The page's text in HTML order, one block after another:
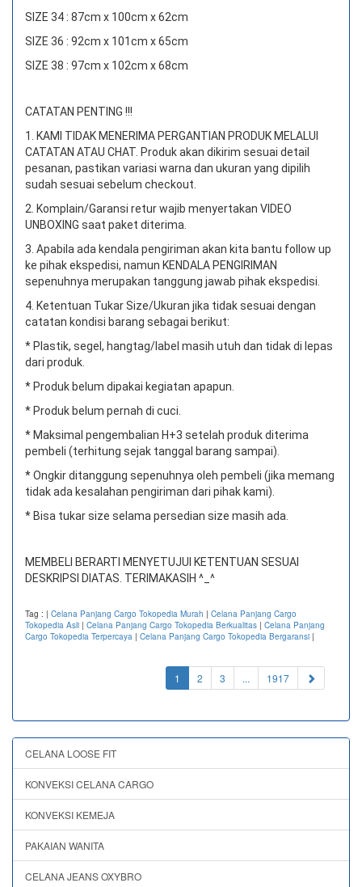
SIZE 34 : 87cm x 100cm x 62cm
SIZE 36 : 92cm x 101cm x 65cm
SIZE 38 : 97cm x 102cm x 68cm
CATATAN PENTING !!!
1. KAMI TIDAK MENERIMA PERGANTIAN PRODUK MELALUI
CATATAN ATAU CHAT. Produk akan dikirim sesuai detail
pesanan, pastikan variasi warna dan ukuran yang dipilih
sudah sesuai sebelum checkout.
2. Komplain/Garansi retur wajib menyertakan VIDEO
UNBOXING saat paket diterima.
3. Apabila ada kendala pengiriman akan kita bantu follow up
ke pihak ekspedisi, namun KENDALA PENGIRIMAN
sepenuhnya merupakan tanggung jawab pihak ekspedisi.
4. Ketentuan Tukar Size/Ukuran jika tidak sesuai dengan
catatan kondisi barang sebagai berikut:
* Plastik, segel, hangtag/label masih utuh dan tidak di lepas
dari produk.
* Produk belum dipakai kegiatan apapun.
* Produk belum pernah di cuci.
* Maksimal pengembalian H+3 setelah produk diterima
pembeli (terhitung sejak tanggal barang sampai).
* Ongkir ditanggung sepenuhnya oleh pembeli (jika memang
tidak ada kesalahan pengiriman dari pihak kami).
* Bisa tukar size selama persedian size masih ada.
MEMBELI BERARTI MENYETUJUI KETENTUAN SESUAI
DESKRIPSI DIATAS. TERIMAKASIH ^_^
Tag : | Celana Panjang Cargo Tokopedia Murah | Celana Panjang Cargo
Tokopedia Asli | Celana Panjang Cargo Tokopedia Berkualitas | Celana Panjang
Cargo Tokopedia Terpercaya | Celana Panjang Cargo Tokopedia Bergaransi |
1 (current)
2 3 ... 1917
CELANA LOOSE FIT
KONVEKSI CELANA CARGO
KONVEKSI KEMEJA
PAKAIAN WANITA
CELANA JEANS OXYBRO